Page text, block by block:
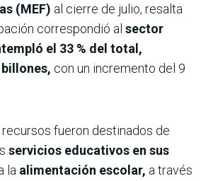
(MEF) al cierre de julio, resalta
correspondió al sector
el 33 % del total,
billones, con un incremento del 9
fueron destinados de
servicios educativos en sus
la alimentación escolar, a través